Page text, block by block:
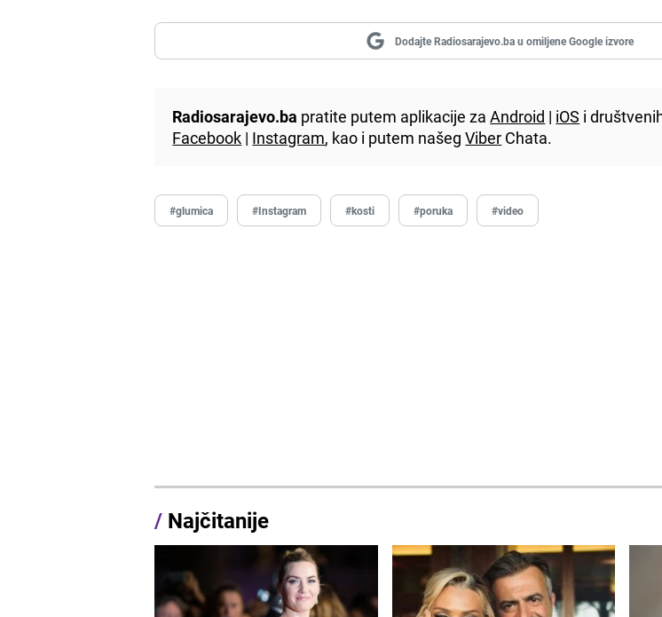
Dodajte Radiosarajevo.ba u omiljene Google izvore
Radiosarajevo.ba pratite putem aplikacije zaAndroid | iOS i
Facebook | Instagram, kao i putem našegViber Chata.
#glumica #Instagram #kosti #poruka #video
/ Najčitanije